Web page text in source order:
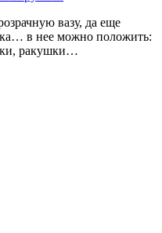
вазу, да еще
в нее можно положить:
ракушки…